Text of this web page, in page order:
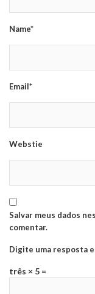
Name*
Email*
Webstie
Salvar meus dados
comentar.
Digite uma resposta
três × 5 =